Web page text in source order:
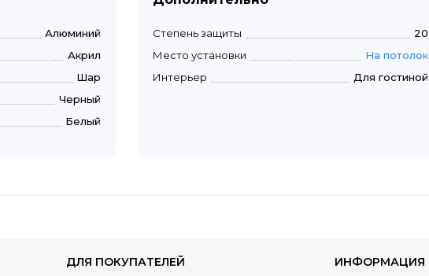
Алюминий
Акрил
Шар
Черный
Белый
Степень защиты
20
Место установки
На потолок
Интерьер
Для гостиной
ДЛЯ ПОКУПАТЕЛЕЙ ИНФОРМАЦИЯ